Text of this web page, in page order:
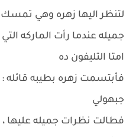
لتنظر اليها زهره وهي
جميله عندما رأت الماركه
امتا التليفون ده
فأبتسمت زهره بطيبه قائله
جبهولي
فطالت نظرات جميله عليها ،